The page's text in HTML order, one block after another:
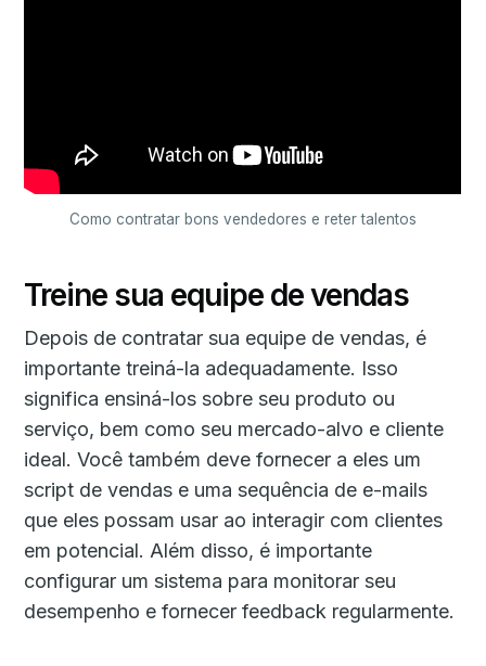
Como contratar bons vendedores e reter talentos
Treine sua equipe de vendas
Depois de contratar sua equipe de vendas, é
importante treiná-la adequadamente. Isso
significa ensiná-los sobre seu produto ou
serviço, bem como seu mercado-alvo e cliente
ideal. Você também deve fornecer a eles um
script de vendas e uma sequência de e-mails
que eles possam usar ao interagir com clientes
em potencial. Além disso, é importante
configurar um sistema para monitorar seu
desempenho e fornecer feedback regularmente.